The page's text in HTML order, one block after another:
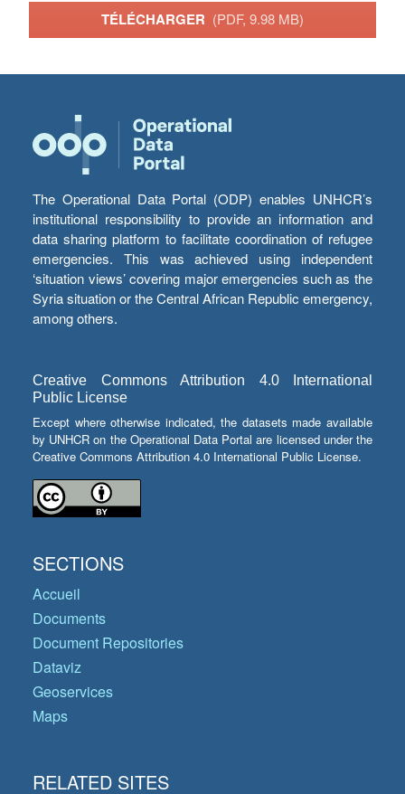
TÉLÉCHARGER (PDF, 9.98 MB)
The Operational Data Portal (ODP) enables UNHCR’s
institutional responsibility to provide an information and
data sharing platform to facilitate coordination of refugee
emergencies. This was achieved using independent
‘situation views’ covering major emergencies such as the
Syria situation or the Central African Republic emergency,
among others.
Creative Commons Attribution 4.0 International
Public License
Except where otherwise indicated, the datasets made available
by UNHCR on the Operational Data Portal are licensed under the
Creative Commons Attribution 4.0 International Public License.
SECTIONS
Accueil
Documents
Document Repositories
Dataviz
Geoservices
Maps
RELATED SITES